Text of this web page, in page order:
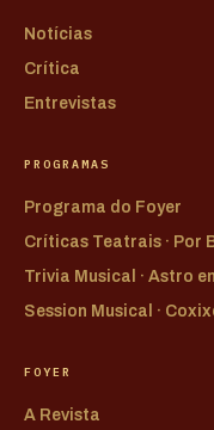
Notícias
Crítica
Entrevistas
PROGRAMAS
Programa do Foyer
Críticas Teatrais · Por
Trivia Musical · Astro
Session Musical ·
FOYER
A Revista